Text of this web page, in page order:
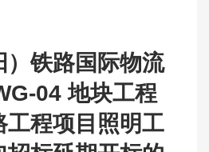
）铁路国际物流
04 地块工程
工程项目照明工